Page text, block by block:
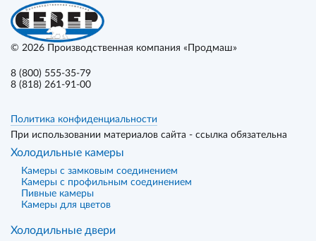
© 2026 Производственная компания «Продмаш»
8 (800) 555-35-79
8 (818) 261-91-00
Политика конфиденциальности
При использовании материалов сайта - ссылка обязательна
Холодильные камеры
Камеры с замковым соединением
Камеры с профильным соединением
Пивные камеры
Камеры для цветов
Холодильные двери